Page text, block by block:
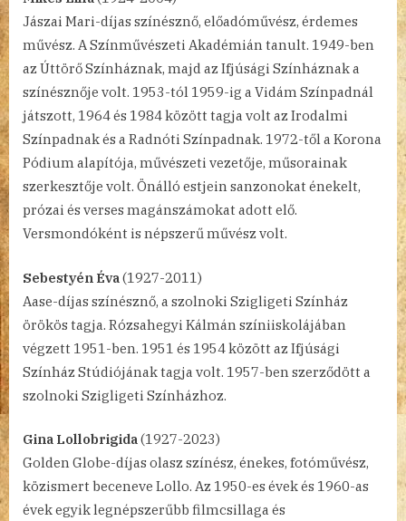
Jászai Mari-díjas színésznő, előadóművész, érdemes
művész. A Színművészeti Akadémián tanult. 1949-ben
az Úttörő Színháznak, majd az Ifjúsági Színháznak a
színésznője volt. 1953-tól 1959-ig a Vidám Színpadnál
játszott, 1964 és 1984 között tagja volt az Irodalmi
Színpadnak és a Radnóti Színpadnak. 1972-től a Korona
Pódium alapítója, művészeti vezetője, műsorainak
szerkesztője volt. Önálló estjein sanzonokat énekelt,
prózai és verses magánszámokat adott elő.
Versmondóként is népszerű művész volt.
Sebestyén Éva(1927-2011)
Aase-díjas színésznő, a szolnoki Szigligeti Színház
örökös tagja. Rózsahegyi Kálmán színiiskolájában
végzett 1951-ben. 1951 és 1954 között az Ifjúsági
Színház Stúdiójának tagja volt. 1957-ben szerződött a
szolnoki Szigligeti Színházhoz.
Gina Lollobrigida(1927-2023)
Golden Globe-díjas olasz színész, énekes, fotóművész,
közismert beceneve Lollo. Az 1950-es évek és 1960-as
évek egyik legnépszerűbb filmcsillaga és